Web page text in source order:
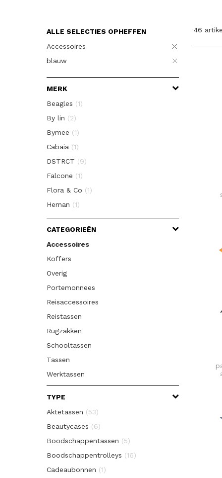
ALLE SELECTIES OPHEFFEN
Accessoires
blauw
MERK
Beagles (1)
By lin (2)
Bymee (1)
Cabaia (1)
DSTRCT (9)
Falcone (1)
Flora & Co (1)
Hernan (1)
Kipling(1)
Knirps(5)
miniMAX(3)
Orbitkey
Petit Bois
Roeckl(6)
Senz(5)
STORMaxi
CATEGORIEËN
Accessoires
Koffers
Overig
Portemonnees
Reisaccessoires
Reistassen
Rugzakken
Schooltassen
Tassen
Werktassen
TYPE
Aktetassen (53)
Beautycases (6)
Boodschappentassen (5)
Boodschappentrolleys (16)
Cadeaubonnen (1)
46